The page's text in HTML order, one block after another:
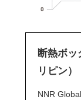
断熱ボッ
リピン）
NNR